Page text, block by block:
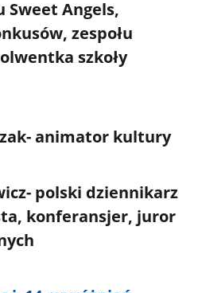
Sweet Angels,
zespołu
szkoły
animator kultury
polski dziennikarz
konferansjer, juror